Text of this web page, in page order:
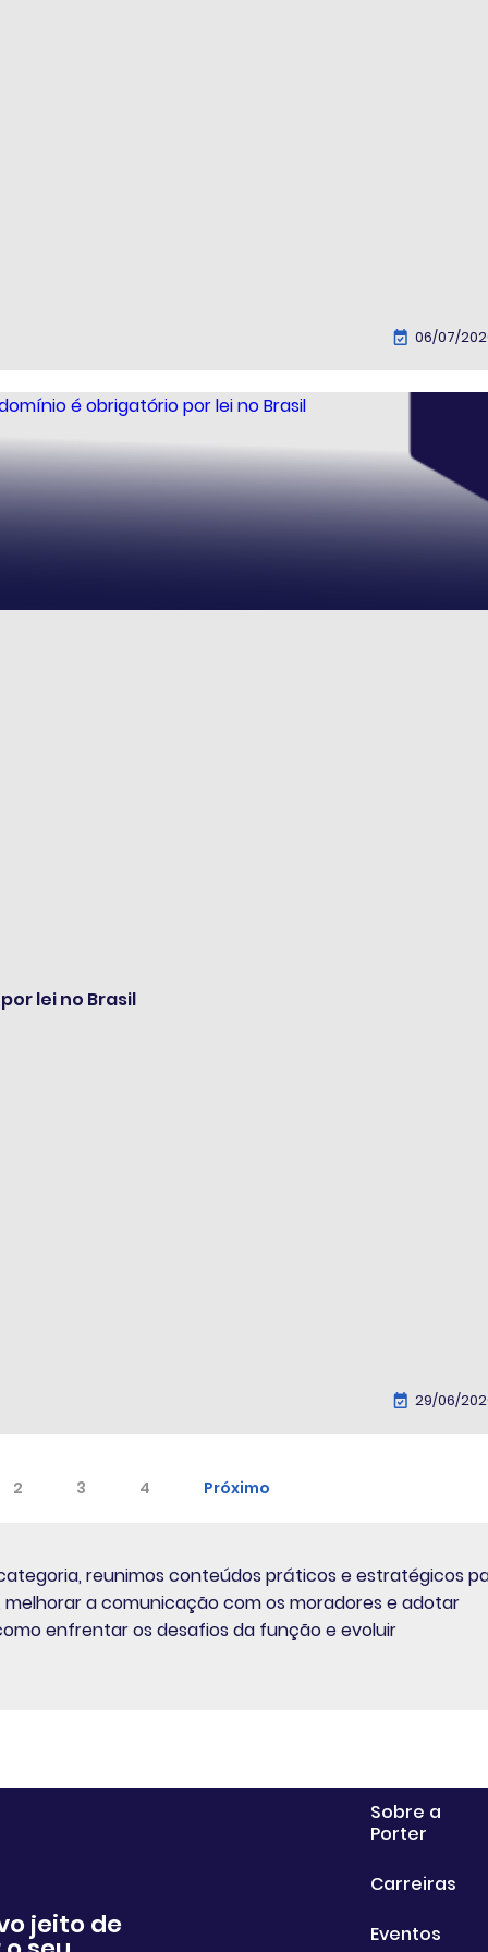
06/07/
lei no Brasil
29/06/
2 3 4 Próximo
reunimos conteúdos práticos e estratégicos
a comunicação com os moradores e adotar
enfrentar os desafios da função e evoluir
jeito de
Sobre a
Porter
Carreiras
Eventos